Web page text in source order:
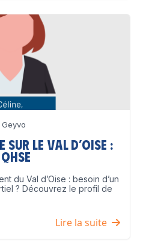
Geyvo
le Val d’Oise :
du Val d’Oise : besoin d’un
? Découvrez le profil de
Lire la suite